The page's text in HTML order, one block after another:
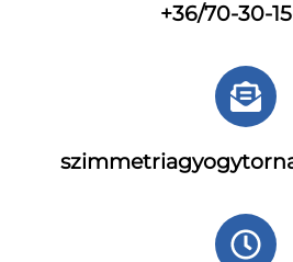
+36/70-30-